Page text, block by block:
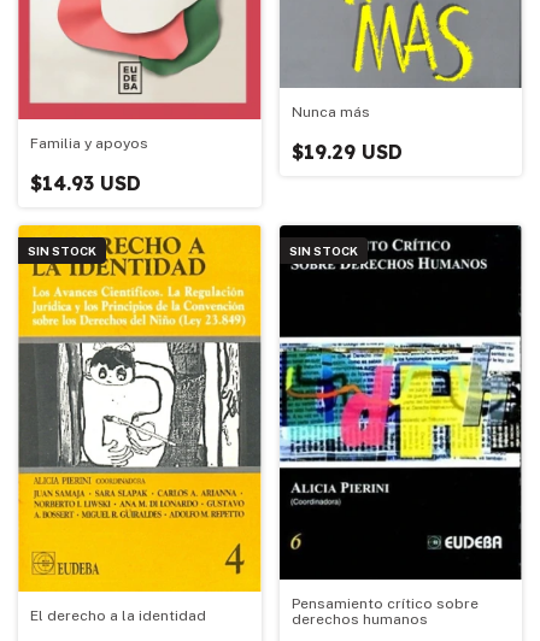
Familia y apoyos
$14.93 USD
Nunca más
$19.29 USD
SIN STOCK
El derecho a la identidad
SIN STOCK
Pensamiento crítico sobre
derechos humanos